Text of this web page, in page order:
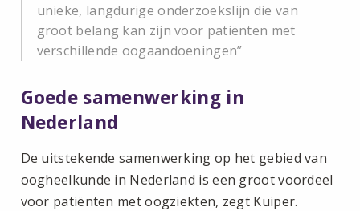
unieke, langdurige onderzoekslijn die van
groot belang kan zijn voor patiënten met
verschillende oogaandoeningen
Goede samenwerking in
Nederland
De uitstekende samenwerking op het gebied van
oogheelkunde in Nederland is een groot voordeel
voor patiënten met oogziekten, zegt Kuiper.